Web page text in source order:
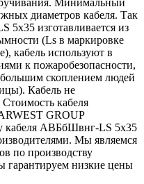
диаметров кабеля. Так
5х35 изготавливается из
(Ls в маркировке
кабель используют в
к пожаробезопасности,
скоплением людей
Кабель не
Стоимость кабеля
GROUP
кабеля АВБбШвнг-LS 5х35
Мы являемся
по производству
гарантируем низкие цены